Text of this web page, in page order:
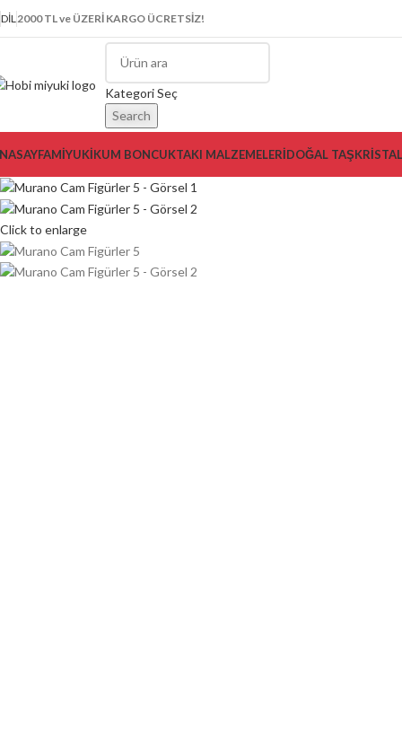
DIL 2000 TL ve ÜZERİ KARGO ÜCRETSİZ!
Kategori Seç
Search
MİYUKİKUM BONCUKTAKI MALZEMELERİDOĞAL TAŞKRİSTAL
-7%
Click to enlarge